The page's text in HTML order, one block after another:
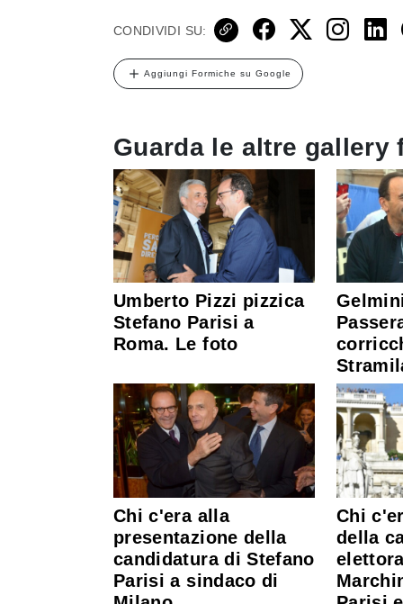
CONDIVIDI SU:
Aggiungi Formiche su Google
Guarda le altre gallery
Umberto Pizzi pizzica
Stefano Parisi a
Roma. Le foto
Chi c'era alla
presentazione della
candidatura di Stefano
Parisi a sindaco di
Chi
della